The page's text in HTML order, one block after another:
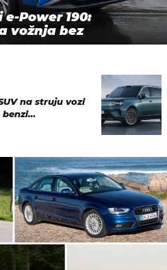
e-Power 190:
vožnja bez
na struju vozi
benzi…